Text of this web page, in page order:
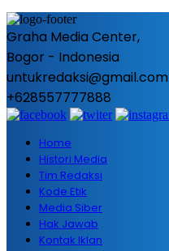
Graha Media Center,
Bogor - Indonesia
untukredaksi@gmail.com
+628557777888
Home
Histori Media
Tim Redaksi
Kode Etik
Media Siber
Hak Jawab
Kontak Iklan